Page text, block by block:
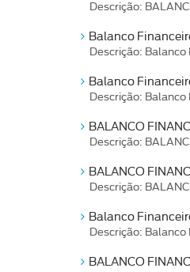
Descrição:
Balanco
Descrição:
Balanco
Descrição: Balanco
BALANCO
Descrição:
BALANCO
Descrição:
Balanco
Descrição:
BALANCO